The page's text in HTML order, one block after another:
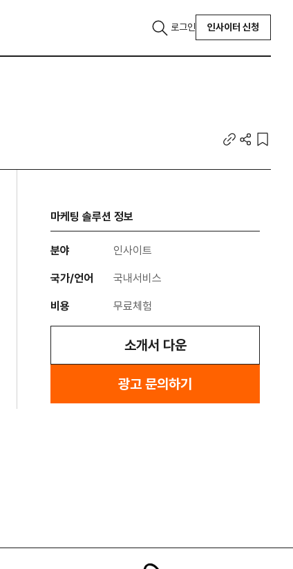
로그인 인사이터 신청
마케팅 솔루션 정보
분야 인사이트
국가/언어 국내서비스
비용 무료체험
소개서 다운
광고 문의하기